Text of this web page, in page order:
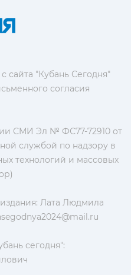
сайта "Кубань Сегодня"
согласия
СМИ Эл № ФС77-72910 от
службой по надзору в
технологий и массовых
Лата Людмила
сегодня":